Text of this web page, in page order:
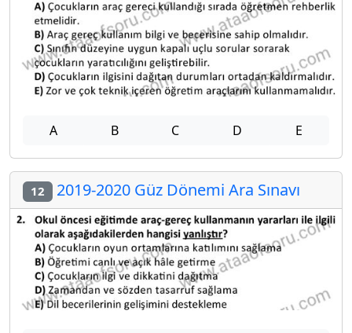
A B C D E
12 2019-2020 Güz Dönemi Ara Sınavı